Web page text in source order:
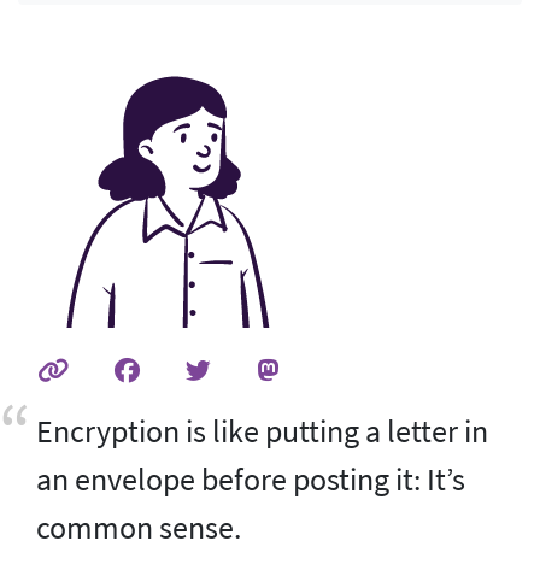
Encryption is like putting a letter in
an envelope before posting it: It’s
common sense.